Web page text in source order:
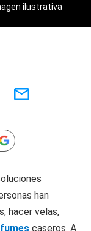
ilustrativa
han
hacer velas,
caseros. A